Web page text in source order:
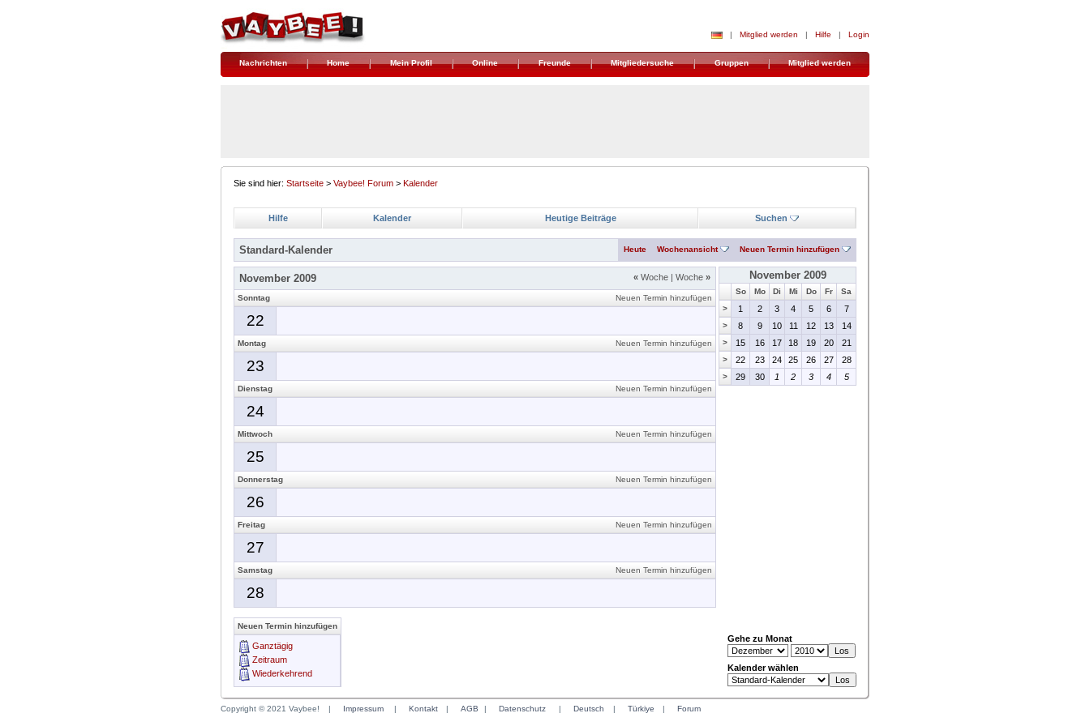
| Mitglied werden | Hilfe | Login
Nachrichten Home Mein Profil Online Freunde Mitgliedersuche Gruppen Mitglied werden
Sie sind hier: Startseite > Vaybee! Forum > Kalender
Hilfe Kalender Heutige Beiträge Suchen
Standard-Kalender Heute Wochenansicht Neuen Termin hinzufügen
« Woche | Woche »
November 2009
Neuen Termin hinzufügen
Sonntag
22
Neuen Termin hinzufügen
Montag
23
Neuen Termin hinzufügen
Dienstag
24
Neuen Termin hinzufügen
Mittwoch
25
Neuen Termin hinzufügen
Donnerstag
26
Neuen Termin hinzufügen
Freitag
27
Neuen Termin hinzufügen
Samstag
28
November 2009
So Mo Di Mi Do Fr
Sa
>
1 2 3 4 5 6 7
> 8 9 10 11 12 13 14
> 15 16 17 18 19 20 21
> 22 23 24 25 26 27 28
> 29 30 1 2 3 4 5
Neuen Termin hinzufügen
Ganztägig
Zeitraum
Wiederkehrend
Gehe zu Monat
Kalender wählen
Copyright © 2021 Vaybee! | Impressum | Kontakt | AGB | Datenschutz | Deutsch | Türkiye | Forum